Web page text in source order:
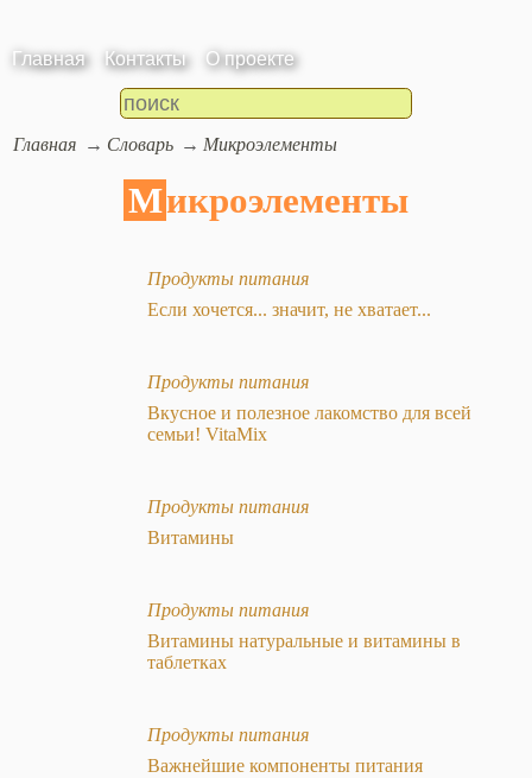
Главная Контакты О проекте
Главная Словарь Микроэлементы
Микроэлементы
Продукты питания
Если хочется... значит, не хватает...
Продукты питания
Вкусное и полезное лакомство для всей
семьи! VitaMix
Продукты питания
Витамины
Продукты питания
Витамины натуральные и витамины в
таблетках
Продукты питания
Важнейшие компоненты питания